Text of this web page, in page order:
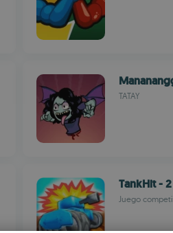
TATAY
TankHit -
Juego